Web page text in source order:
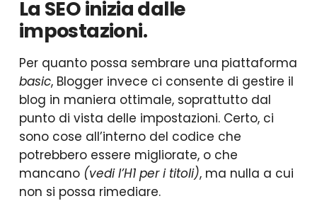
La SEO inizia dalle
impostazioni.
Per quanto possa sembrare una piattaforma
basic, Blogger invece ci consente di gestire il
blog in maniera ottimale, soprattutto dal
punto di vista delle impostazioni. Certo, ci
sono cose all’interno del codice che
potrebbero essere migliorate, o che
mancano (vedi l’H1 per i titoli), ma nulla a cui
non si possa rimediare.